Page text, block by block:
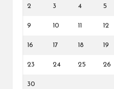
2 3 4 5
9 10 11 12
16 17 18 19
23 24 25 26
30